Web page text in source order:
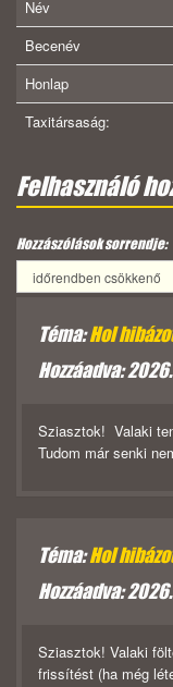
Név
Becenév
Honlap
Taxitársaság:
Felhasználó
Hozzászólások sorrendje:
Téma:Hol
Hozzáadva:
Sziasztok! Valaki
Tudom már senki
Téma:Hol
Hozzáadva:
Sziasztok! Valaki
frissítést (ha még